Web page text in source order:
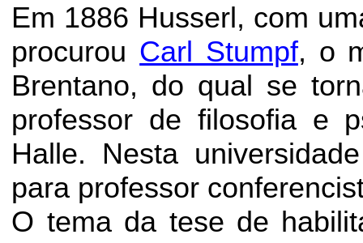
Em 1886 Husserl, com
procurou Carl Stumpf, o
Brentano, do qual se
professor de filosofia e
Halle. Nesta
para professor
O tema da tese de